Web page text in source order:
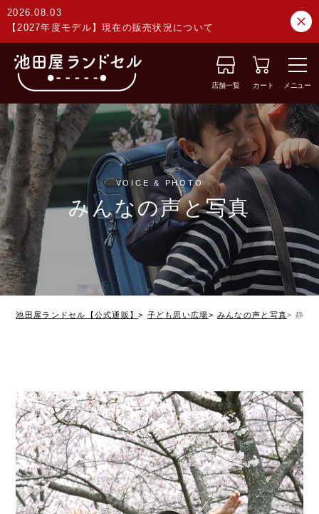
2026.08.03
【2027年度モデル】現在の販売状況について
店舗一覧 カート メニュー
VOICE & PHOTO
みんなの声と写真
池田屋ランドセル【公式通販】 子ども思い広場 みんなの声と写真 静岡